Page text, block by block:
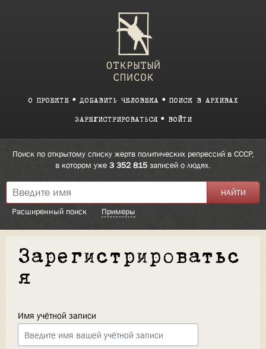
О ПРОЕКТЕ ДОБАВИТЬ ЧЕЛОВЕКА ПОИСК В АРХИВАХ
ЗАРЕГИСТРИРОВАТЬСЯ ВОЙТИ
Поиск по открытому списку жертв политических репрессий в СССР,
в котором уже 3 352 815 записей о людях.
Расширенный поиск Примеры
Зарегистрироватьс
я
Имя учётной записи